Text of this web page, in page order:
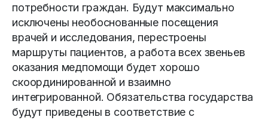
потребности граждан. Будут максимально
исключены необоснованные посещения
врачей и исследования, перестроены
маршруты пациентов, а работа всех звеньев
оказания медпомощи будет хорошо
скоординированной и взаимно
интегрированной. Обязательства государства
будут приведены в соответствие с